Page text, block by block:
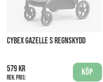
CYBEX GAZELLE S REGNSKYDD
579 kr
Rek. pris:
Köp